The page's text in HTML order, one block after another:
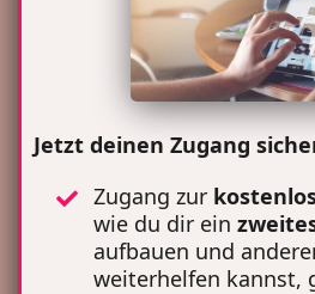
Jetzt deinen Zugang
Zugang zur
wie du dir ein
aufbauen und
weiterhelfen kannst,